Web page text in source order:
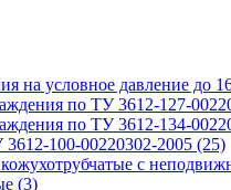
на условное давление до
по ТУ 3612-127-
по ТУ 3612-134-
100-00220302-2005 (25)
с
(3)